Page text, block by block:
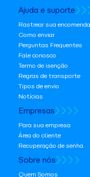
Ajuda e suporte
Rastrear sua encomenda
Como enviar
Perguntas Frequentes
Fale conosco
Termo de isenção
Regras de transporte
Tipos de envio
Notícias
Empresas
Para sua empresa
Área do cliente
Recuperação de senha
Sobre nós
Quem Somos